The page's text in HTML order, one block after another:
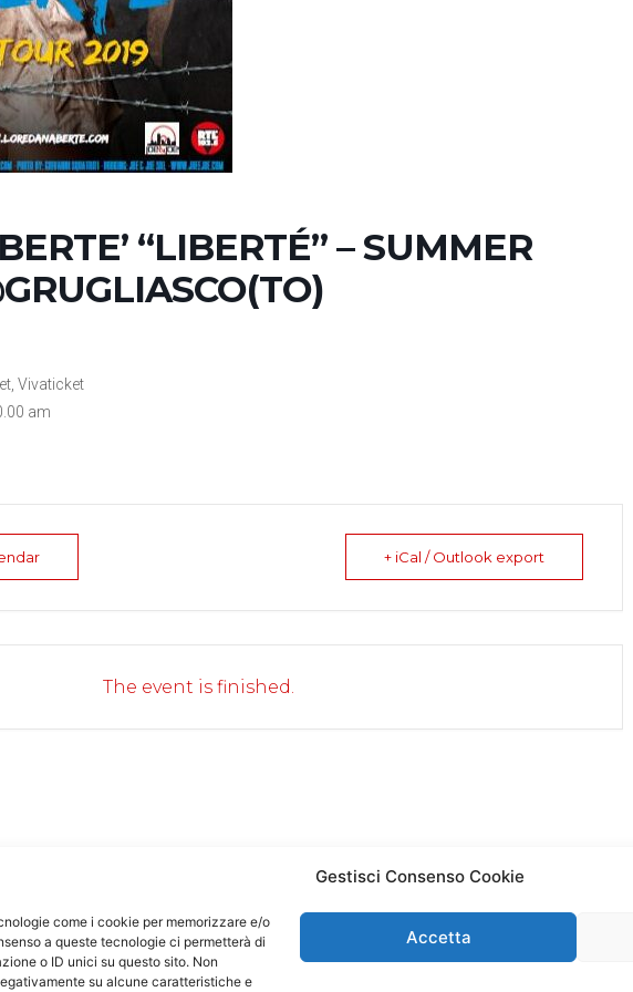
Gestisci Consenso Cookie
come i cookie per memorizzare e/o
a queste tecnologie ci permetterà di
o ID unici su questo sito. Non
su alcune caratteristiche e
Accetta
“LIBERTÉ” – SUMMER
Vivaticket
am
+ iCal / Outlook export
The event is finished.